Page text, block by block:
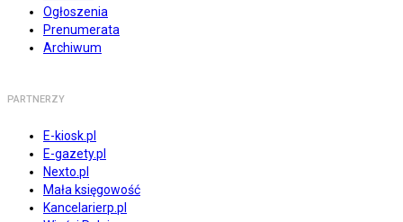
Ogłoszenia
Prenumerata
Archiwum
PARTNERZY
E-kiosk.pl
E-gazety.pl
Nexto.pl
Mała księgowość
Kancelarierp.pl